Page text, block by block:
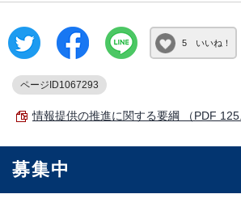
5 いいね！
ページID1067293
情報提供の推進に関する要綱 （PDF
募集中